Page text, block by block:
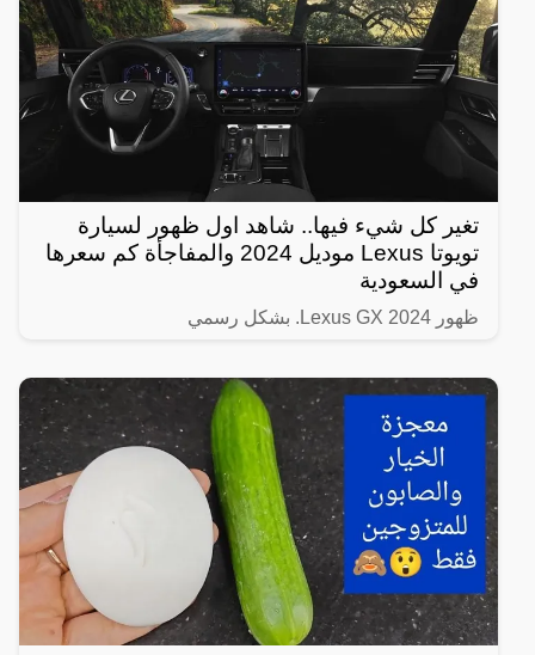
تغير كل شيء فيها.. شاهد اول ظهور لسيارة
تويوتا Lexus موديل 2024 والمفاجأة كم سعرها
في السعودية
ظهور Lexus GX 2024. بشكل رسمي